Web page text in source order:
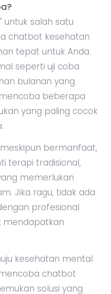
untuk salah satu
chatbot kesehatan
tepat untuk Anda.
seperti uji coba
bulanan yang
beberapa
yang paling cocok
bermanfaat,
terapi tradisional,
memerlukan
Jika ragu, tidak ada
profesional
mendapatkan
kesehatan mental
chatbot
solusi yang